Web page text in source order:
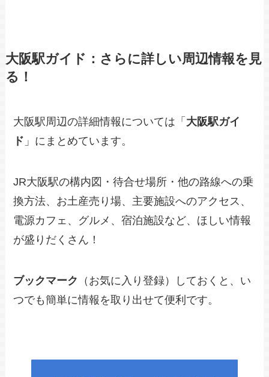
大阪駅ガイド：さらに詳しい周辺情報を見
る！
大阪駅周辺の詳細情報については「 大阪駅ガイ
ド 」にまとめています。
JR大阪駅の構内図・待合せ場所・他の路線への乗
換方法、お土産売り場、主要施設へのアクセス、
電源カフェ、グルメ、宿泊施設など、ほしい情報
が盛りだくさん！
ブックマーク
（お気に入り登録）しておくと、い
つでも簡単に情報を取り出せて便利です。